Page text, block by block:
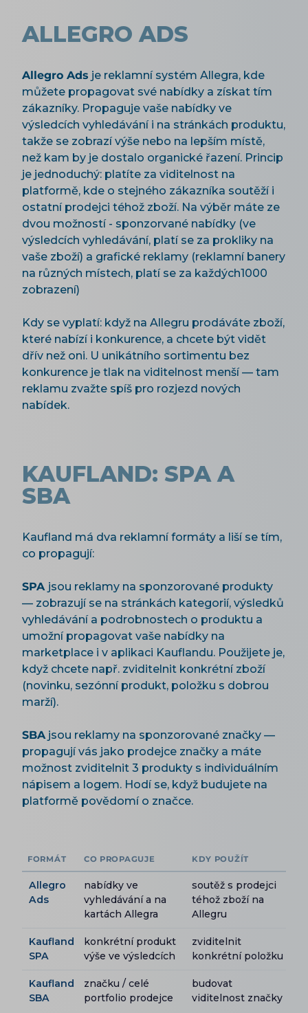
ALLEGRO ADS
Allegro Ads je reklamní systém Allegra, kde
můžete propagovat své nabídky a získat tím
zákazníky. Propaguje vaše nabídky ve
výsledcích vyhledávání i na stránkách produktu,
takže se zobrazí výše nebo na lepším místě,
než kam by je dostalo organické řazení. Princip
je jednoduchý: platíte za viditelnost na
platformě, kde o stejného zákazníka soutěží i
ostatní prodejci téhož zboží. Na výběr máte ze
dvou možností - sponzorvané nabídky (ve
výsledcích vyhledávání, platí se za prokliky na
vaše zboží) a grafické reklamy (reklamní banery
na různých místech, platí se za každých1000
zobrazení)
Kdy se vyplatí: když na Allegru prodáváte zboží,
které nabízí i konkurence, a chcete být vidět
dřív než oni. U unikátního sortimentu bez
konkurence je tlak na viditelnost menší — tam
reklamu zvažte spíš pro rozjezd nových
nabídek.
KAUFLAND: SPA A
SBA
Kaufland má dva reklamní formáty a liší se tím,
co propagují:
SPA jsou reklamy na sponzorované produkty
— zobrazují se na stránkách kategorií, výsledků
vyhledávání a podrobnostech o produktu a
umožní propagovat vaše nabídky na
marketplace i v aplikaci Kauflandu. Použijete je,
když chcete např. zviditelnit konkrétní zboží
(novinku, sezónní produkt, položku s dobrou
marží).
SBAjsou reklamy na sponzorované značky —
propagují vás jako prodejce značky a máte
možnost zviditelnit 3 produkty s individuálním
nápisem a logem. Hodí se, když budujete na
platformě povědomí o značce.
FORMÁT CO PROPAGUJE KDY POUŽÍT
Allegro
Ads
nabídky ve
vyhledávání a na
kartách Allegra
soutěž s prodejci
téhož zboží na
Allegru
Kaufland
SPA
konkrétní produkt
výše ve výsledcích
zviditelnit
konkrétní položku
Kaufland
SBA
značku / celé
portfolio prodejce
budovat
viditelnost značky